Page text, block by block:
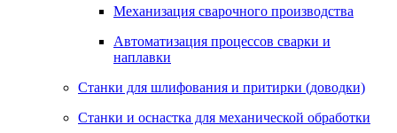
Механизация сварочного производства
Автоматизация процессов сварки и
наплавки
Станки для шлифования и притирки (доводки)
Станки и оснастка для механической обработки